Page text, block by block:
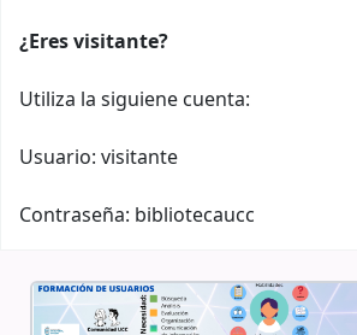
¿Eres visitante?
Utiliza la siguiene cuenta:
Usuario: visitante
Contraseña: bibliotecaucc